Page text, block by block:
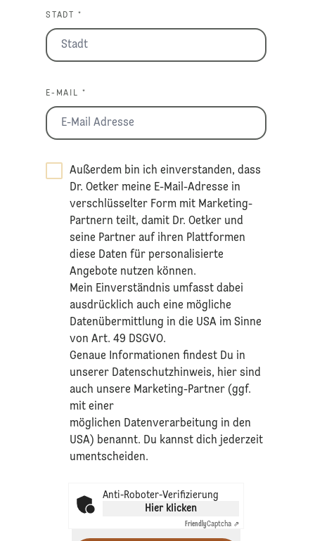
STADT *
E-MAIL *
Außerdem bin ich einverstanden, dass
Dr. Oetker meine E-Mail-Adresse in
verschlüsselter Form mit Marketing-
Partnern teilt, damit Dr. Oetker und
seine Partner auf ihren Plattformen
diese Daten für personalisierte
Angebote nutzen können.
Mein Einverständnis umfasst dabei
ausdrücklich auch eine mögliche
Datenübermittlung in die USA im Sinne
von Art. 49 DSGVO.​
​Genaue Informationen findest Du in
unserer Datenschutzhinweis, hier sind
auch unsere Marketing-Partner (ggf.
mit einer
möglichen Datenverarbeitung in den
USA) benannt. Du kannst dich jederzeit
umentscheiden.
Anti-Roboter-Verifizierung
Hier klicken
FriendlyCaptcha ⇗